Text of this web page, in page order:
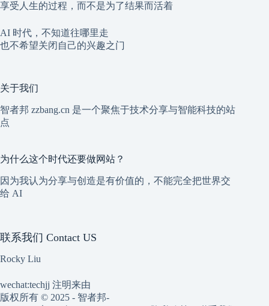
享受人生的过程，而不是为了结果而活着
AI 时代，不知道往哪里走
也不希望关闭自己的兴趣之门
关于我们
智者邦 zzbang.cn 是一个聚焦于技术分享与智能科技的站
点
为什么这个时代还要做网站？
因为我认为分享与创造是有价值的，不能完全把世界交
给 AI
联系我们 Contact US
Rocky Liu
wechat:techjj 注明来由
版权所有 © 2025 - 智者邦-